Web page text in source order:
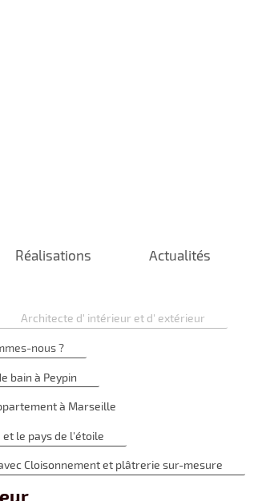
Réalisations Actualités
Architecte d' intérieur et d' extérieur
nous ?
bain à Peypin
à Marseille
le pays de l'étoile
Cloisonnement et plâtrerie sur-mesure